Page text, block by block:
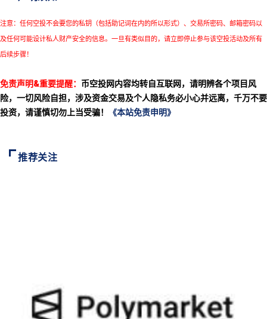
注意：任何空投不会要您的私钥（包括助记词在内的所以形式）、交易所密码、邮箱密码以
及任何可能设计私人财产安全的信息。一旦有类似目的，请立即停止参与该空投活动及所有
后续步骤！
免责声明&重要提醒： 币空投网内容均转自互联网，请明辨各个项目风
险，一切风险自担，涉及资金交易及个人隐私务必小心并远离，千万不要
投资，请谨慎切勿上当受骗！
《本站免责申明》
推荐关注